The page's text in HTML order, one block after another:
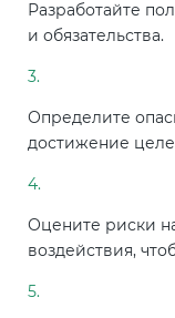
Разработайте
и обязательства.
Определите
достижение
Оцените риски
воздействия,